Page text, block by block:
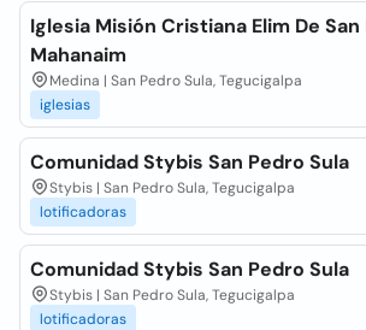
Iglesia Misión Cristiana Elim De
Mahanaim
Medina | San Pedro Sula, Tegucigalpa
iglesias
Comunidad Stybis San Pedro Sula
Stybis | San Pedro Sula, Tegucigalpa
lotificadoras
Comunidad Stybis San Pedro Sula
Stybis | San Pedro Sula, Tegucigalpa
lotificadoras